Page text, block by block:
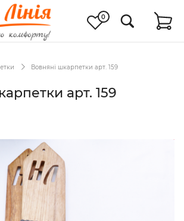
0
Вовняні шкарпетки арт. 159
арт. 159